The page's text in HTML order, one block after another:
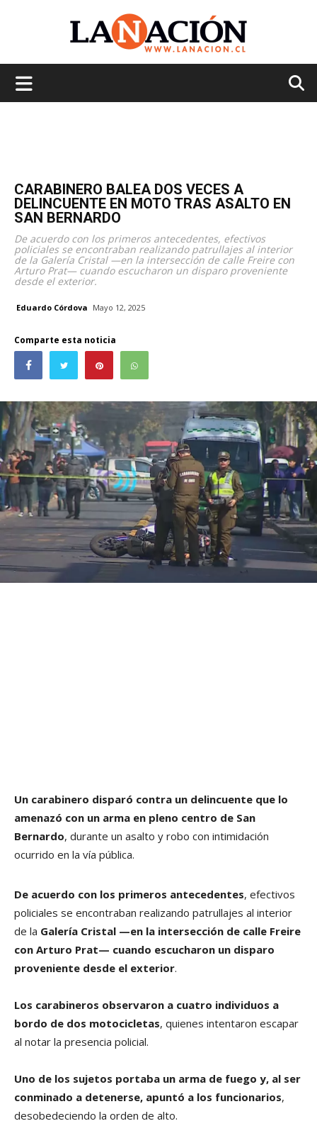
CARABINERO BALEA DOS VECES A
DELINCUENTE EN MOTO TRAS ASALTO EN
SAN BERNARDO
De acuerdo con los primeros antecedentes, efectivos
policiales se encontraban realizando patrullajes al interior
de la Galería Cristal —en la intersección de calle Freire con
Arturo Prat— cuando escucharon un disparo proveniente
desde el exterior.
Eduardo Córdova Mayo 12, 2025
Comparte esta noticia
Un carabinero disparó contra un delincuente que lo
amenazó con un arma en pleno centro de San
Bernardo, durante un asalto y robo con intimidación
ocurrido en la vía pública.
De acuerdo con los primeros antecedentes, efectivos
policiales se encontraban realizando patrullajes al interior
de la Galería Cristal —en la intersección de calle Freire
con Arturo Prat— cuando escucharon un disparo
proveniente desde el exterior.
Los carabineros observaron a cuatro individuos a
bordo de dos motocicletas, quienes intentaron escapar
al notar la presencia policial.
Uno de los sujetos portaba un arma de fuego y, al ser
conminado a detenerse, apuntó a los funcionarios,
desobedeciendo la orden de alto.